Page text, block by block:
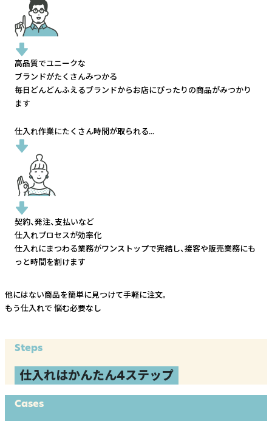
高品質でユニークな
ブランドがたくさんみつかる
毎日どんどんふえるブランドからお店にぴったりの商品がみつかり
ます
仕入れ作業にたくさん時間が取られる...
契約、発注、支払いなど
仕入れプロセスが効率化
仕入れにまつわる業務がワンストップで完結し、接客や販売業務にも
っと時間を割けます
他にはない商品を簡単に見つけて手軽に注文。
もう仕入れで 悩む必要なし
Steps
仕入れはかんたん4ステップ
Cases